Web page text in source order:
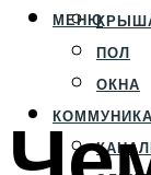
ПОЛ
ОКНА
МЕНЮ